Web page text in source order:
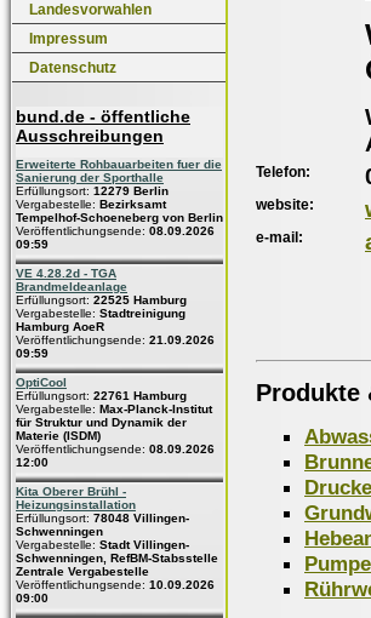
Landesvorwahlen
Impressum
Datenschutz
bund.de - öffentliche
Ausschreibungen
Erweiterte Rohbauarbeiten fuer die
Sanierung der Sporthalle
Erfüllungsort: 12279 Berlin
Vergabestelle: Bezirksamt
Tempelhof-Schoeneberg von Berlin
Veröffentlichungsende: 08.09.2026
09:59
VE 4.28.2d - TGA
Brandmeldeanlage
Erfüllungsort: 22525 Hamburg
Vergabestelle: Stadtreinigung
Hamburg AoeR
Veröffentlichungsende: 21.09.2026
09:59
OptiCool
Erfüllungsort: 22761 Hamburg
Vergabestelle: Max-Planck-Institut
für Struktur und Dynamik der
Materie (ISDM)
Veröffentlichungsende: 08.09.2026
12:00
Kita Oberer Brühl -
Heizungsinstallation
Erfüllungsort: 78048 Villingen-
Schwenningen
Vergabestelle: Stadt Villingen-
Schwenningen, RefBM-Stabsstelle
Zentrale Vergabestelle
Veröffentlichungsende: 10.09.2026
09:00
Telefon:
website:
e-mail:
Produkte